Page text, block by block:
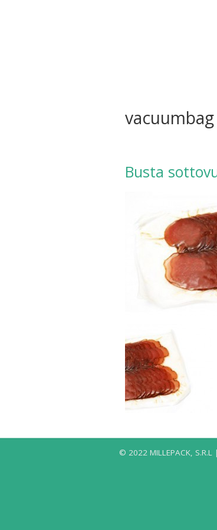
vacuumbag
Busta
© 2022 MILLEPACK, S.R.L |